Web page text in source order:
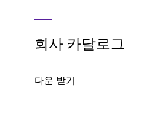
회사 카달로그
다운 받기